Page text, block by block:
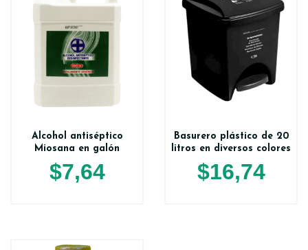
Alcohol antiséptico
Miosana en galón
$7,64
Basurero plástico de 20
litros en diversos colores
$16,74